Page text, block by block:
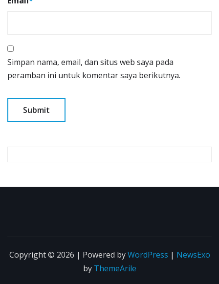
Simpan nama, email, dan situs web saya pada
peramban ini untuk komentar saya berikutnya.
Copyright © 2026 | Powered byWordPress | NewsExo
by ThemeArile